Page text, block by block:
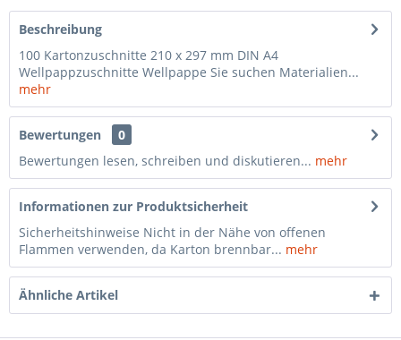
Beschreibung
100 Kartonzuschnitte 210 x 297 mm DIN A4
Wellpappzuschnitte Wellpappe Sie suchen Materialien...
mehr
Bewertungen
0
Bewertungen lesen, schreiben und diskutieren... mehr
Informationen zur Produktsicherheit
Sicherheitshinweise Nicht in der Nähe von offenen
Flammen verwenden, da Karton brennbar... mehr
Ähnliche Artikel